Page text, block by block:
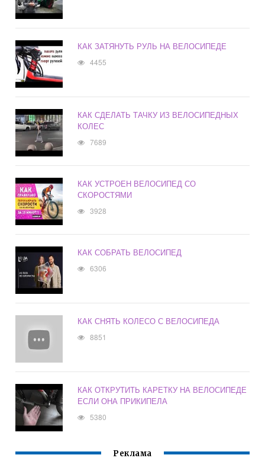
КАК ЗАТЯНУТЬ РУЛЬ НА ВЕЛОСИПЕДЕ
4455
КАК СДЕЛАТЬ ТАЧКУ ИЗ ВЕЛОСИПЕДНЫХ
КОЛЕС
7689
КАК УСТРОЕН ВЕЛОСИПЕД СО
СКОРОСТЯМИ
3928
КАК СОБРАТЬ ВЕЛОСИПЕД
6306
КАК СНЯТЬ КОЛЕСО С ВЕЛОСИПЕДА
8851
КАК ОТКРУТИТЬ КАРЕТКУ НА ВЕЛОСИПЕДЕ
ЕСЛИ ОНА ПРИКИПЕЛА
5380
Реклама